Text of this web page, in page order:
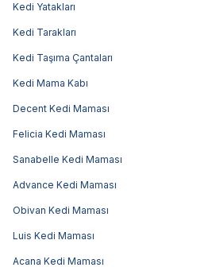
Kedi Yatakları
Kedi Tarakları
Kedi Taşıma Çantaları
Kedi Mama Kabı
Decent Kedi Maması
Felicia Kedi Maması
Sanabelle Kedi Maması
Advance Kedi Maması
Obivan Kedi Maması
Luis Kedi Maması
Acana Kedi Maması